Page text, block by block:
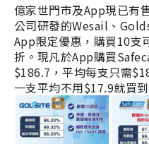
億家世門市及App現已有
公司研發的Wesail、
App限定優惠，購買10支
折。現凡於App購買
$186.7，平均每支只需
一支平均不用$17.9就買